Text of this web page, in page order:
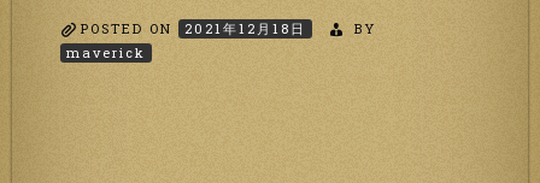
POSTED ON 2021年12月18日
BY
maverick